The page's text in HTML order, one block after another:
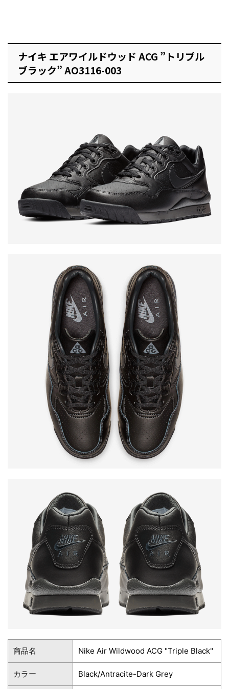
ナイキ エアワイルドウッド ACG ”トリプル
ブラック” AO3116-003
商品名 Nike Air Wildwood ACG "Triple Black"
カラー Black/Antracite-Dark Grey